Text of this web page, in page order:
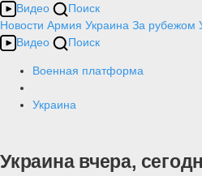
Видео
Поиск
Новости Армия Украина За рубежом
Видео
Поиск
Военная платформа
Украина
Украина вчера,